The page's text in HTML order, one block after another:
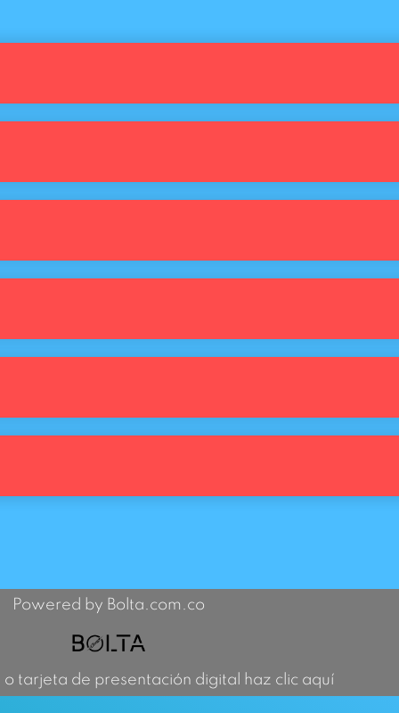
Powered by Bolta.com.co
o tarjeta de presentación digital haz clic aquí